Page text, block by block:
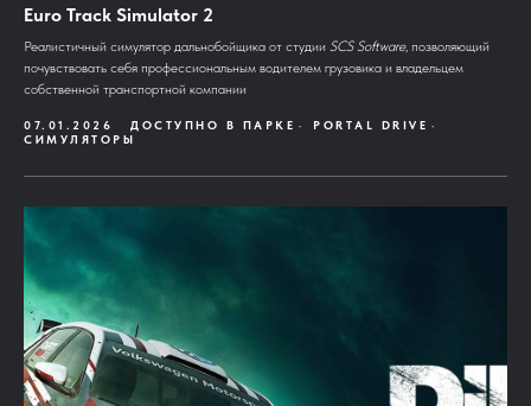
Euro Track Simulator 2
Реалистичный симулятор дальнобойщика от студии SCS Software, позволяющий
почувствовать себя профессиональным водителем грузовика и владельцем
собственной транспортной компании
07.01.2026 ДОСТУПНО В ПАРКЕ
PORTAL DRIVE
СИМУЛЯТОРЫ